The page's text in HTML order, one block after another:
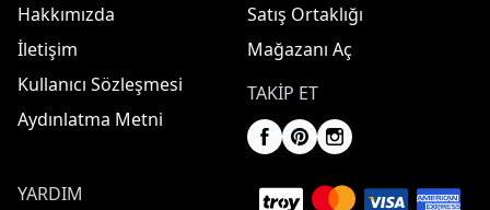
Hakkımızda
İletişim
Kullanıcı Sözleşmesi
Aydınlatma Metni
Satış Ortaklığı
Mağazanı Aç
TAKIP ET
YARDIM